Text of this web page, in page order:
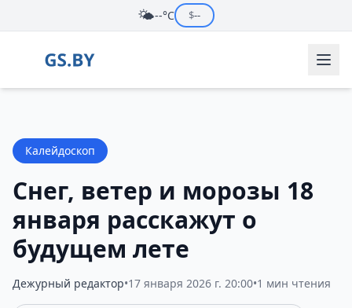
🌤️--°C $--
Калейдоскоп
Снег, ветер и морозы 18
января расскажут о
будущем лете
Дежурный редактор•17 января 2026 г. 20:00•1 мин чтения